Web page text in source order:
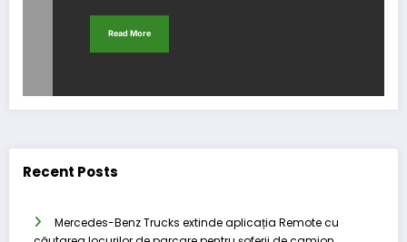
Read More
Recent Posts
Mercedes-Benz Trucks extinde aplicația Remote cu